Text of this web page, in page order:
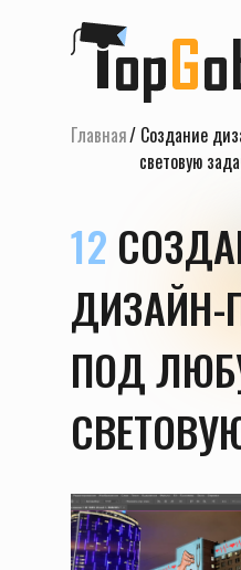
12
ДИЗАЙН-
ПОД
Главная/ Создание
световую